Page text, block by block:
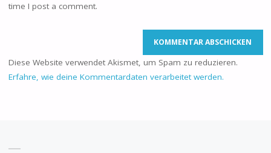
time I post a comment.
Diese Website verwendet Akismet, um Spam zu reduzieren.
Erfahre, wie deine Kommentardaten verarbeitet werden.